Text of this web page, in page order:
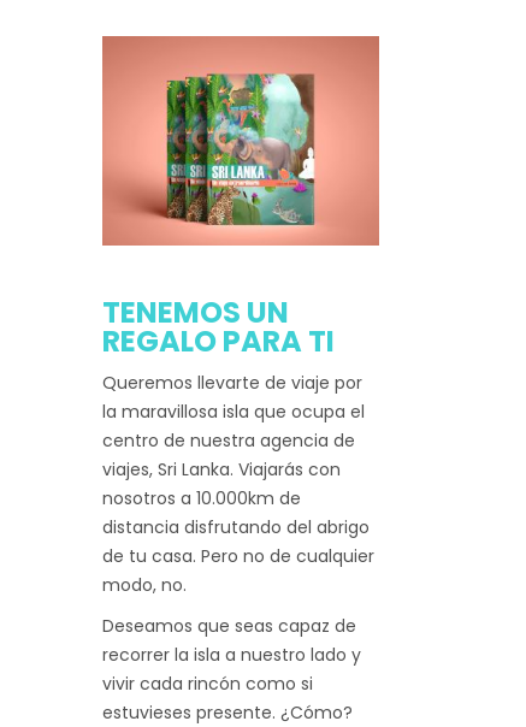
TENEMOS UN
REGALO PARA TI
Queremos llevarte de viaje por
la maravillosa isla que ocupa el
centro de nuestra agencia de
viajes, Sri Lanka. Viajarás con
nosotros a 10.000km de
distancia disfrutando del abrigo
de tu casa. Pero no de cualquier
modo, no.
Deseamos que seas capaz de
recorrer la isla a nuestro lado y
vivir cada rincón como si
estuvieses presente. ¿Cómo?